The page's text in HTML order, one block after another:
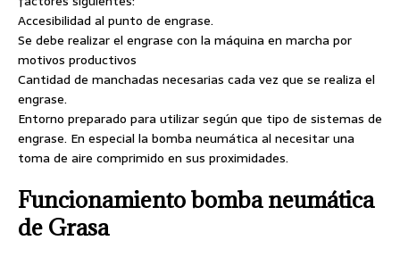
Accesibilidad al punto de engrase.
Se debe realizar el engrase con la máquina en marcha por
motivos productivos
Cantidad de manchadas necesarias cada vez que se realiza el
engrase.
Entorno preparado para utilizar según que tipo de sistemas de
engrase. En especial la bomba neumática al necesitar una
toma de aire comprimido en sus proximidades.
Funcionamiento bomba neumática
de Grasa